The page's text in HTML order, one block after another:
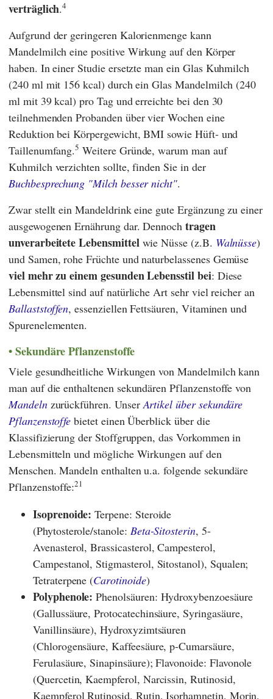
verträglich.4
Aufgrund der geringeren Kalorienmenge kann
Mandelmilch eine positive Wirkung auf den Körper
haben. In einer Studie ersetzte man ein Glas Kuhmilch
(240 ml mit 156 kcal) durch ein Glas Mandelmilch (240
ml mit 39 kcal) pro Tag und erreichte bei den 30
teilnehmenden Probanden über vier Wochen eine
Reduktion bei Körpergewicht, BMI sowie Hüft- und
Taillenumfang.5 Weitere Gründe, warum man auf
Kuhmilch verzichten sollte, finden Sie in der
Buchbesprechung "Milch besser nicht".
Zwar stellt ein Mandeldrink eine gute Ergänzung zu einer
ausgewogenen Ernährung dar. Dennochtragen
unverarbeitete Lebensmittel wie Nüsse (z.B. Walnüsse)
und Samen, rohe Früchte und naturbelassenes Gemüse
viel mehr zu einem gesunden Lebensstil bei: Diese
Lebensmittel sind auf natürliche Art sehr viel reicher an
Ballaststoffen, essenziellen Fettsäuren, Vitaminen und
Spurenelementen.
Sekundäre Pflanzenstoffe
Viele gesundheitliche Wirkungen von Mandelmilch kann
man auf die enthaltenen sekundären Pflanzenstoffe von
Mandelnzurückführen. Unser Artikel über sekundäre
Pflanzenstoffe bietet einen Überblick über die
Klassifizierung der Stoffgruppen, das Vorkommen in
Lebensmitteln und mögliche Wirkungen auf den
Menschen. Mandeln enthalten u.a. folgende sekundäre
Pflanzenstoffe:21
Isoprenoide: Terpene: Steroide
(Phytosterole/stanole: Beta-Sitosterin, 5-
Avenasterol, Brassicasterol, Campesterol,
Campestanol, Stigmasterol, Sitostanol), Squalen;
Tetraterpene (Carotinoide)
Polyphenole: Phenolsäuren: Hydroxybenzoesäure
(Gallussäure, Protocatechinsäure, Syringasäure,
Vanillinsäure), Hydroxyzimtsäuren
(Chlorogensäure, Kaffeesäure, p-Cumarsäure,
Ferulasäure, Sinapinsäure); Flavonoide: Flavonole
(Quercetin, Kaempferol, Narcissin, Rutinosid,
Kaempferol Rutinosid, Rutin, Isorhamnetin, Morin,